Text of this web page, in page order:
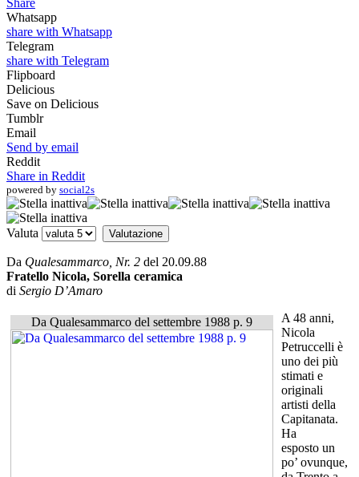
Whatsapp
share with Whatsapp
Telegram
share with Telegram
Flipboard
Delicious
Save on Delicious
Tumblr
Email
Send by email
Reddit
Share in Reddit
powered by social2s
Valuta
Da Qualesammarco , Nr. 2 del 20.09.88
Fratello Nicola, Sorella ceramica
di Sergio D’Amaro
Da Qualesammarco del settembre 1988 p. 9
A 48 anni,
Nicola
Petruccelli è
uno dei più
stimati e
originali
artisti della
Capitanata.
Ha
esposto un
po’ ovunque,